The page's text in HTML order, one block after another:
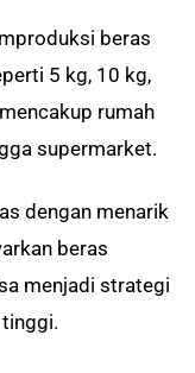
beras
5 kg, 10 kg,
rumah
supermarket.
dengan menarik
beras
menjadi strategi